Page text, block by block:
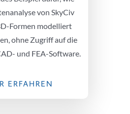
von SkyCiv
Formen modelliert
ohne Zugriff auf die
und FEA-Software.
ERFAHREN